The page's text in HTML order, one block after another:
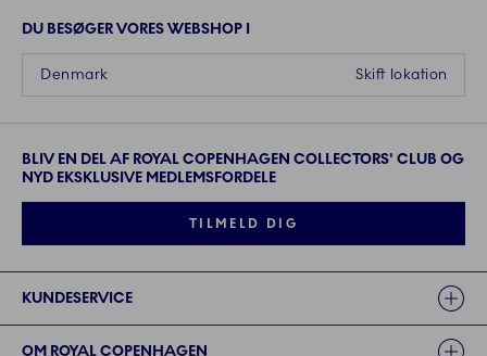
DU BESØGER VORES WEBSHOP I
Skift lokation
Denmark
BLIV EN DEL AF ROYAL COPENHAGEN COLLECTORS' CLUB OG
NYD EKSKLUSIVE MEDLEMSFORDELE
TILMELD DIG
KUNDESERVICE
OM ROYAL COPENHAGEN